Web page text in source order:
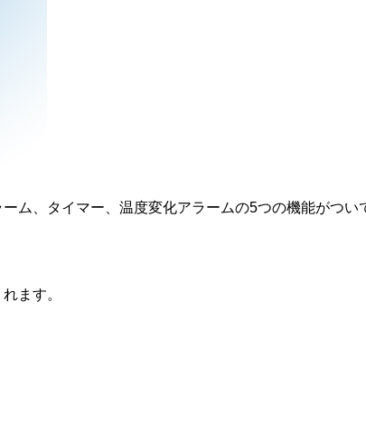
ム、タイマー、温度変化アラームの5つの機能がつい
ます。